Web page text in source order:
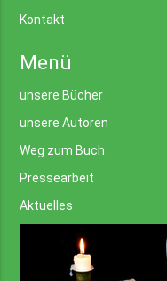
Kontakt
Menü
unsere Bücher
unsere Autoren
Weg zum Buch
Pressearbeit
Aktuelles